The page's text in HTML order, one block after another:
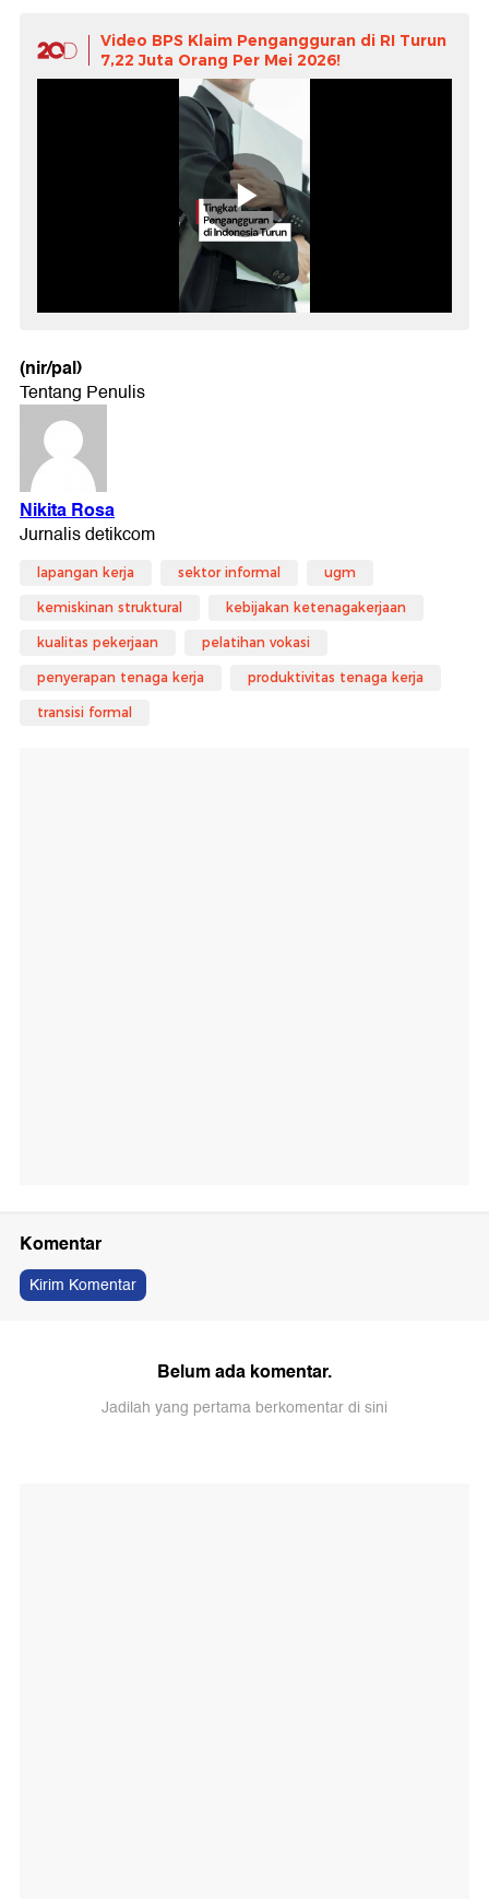
Video BPS Klaim Pengangguran di RI Turun
7,22 Juta Orang Per Mei 2026!
(nir/pal)
lapangan kerja sektor informal ugm
kemiskinan struktural kebijakan ketenagakerjaan
kualitas pekerjaan pelatihan vokasi
penyerapan tenaga kerja produktivitas tenaga kerja
transisi formal
Komentar
Kirim Komentar
Belum ada komentar.
Jadilah yang pertama berkomentar di sini